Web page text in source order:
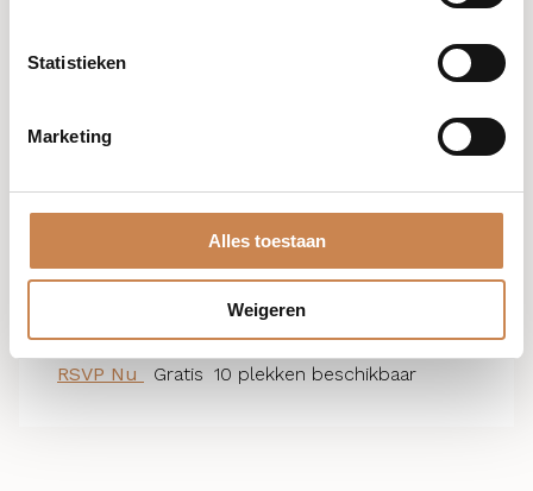
Statistieken
Marketing
Alles toestaan
Weigeren
(zoom-educatie)
RSVP Nu
Gratis 10 plekken beschikbaar